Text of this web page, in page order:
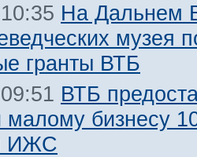
На Дальнем
музея
гранты ВТБ
ВТБ
малому бизнесу
ИЖС